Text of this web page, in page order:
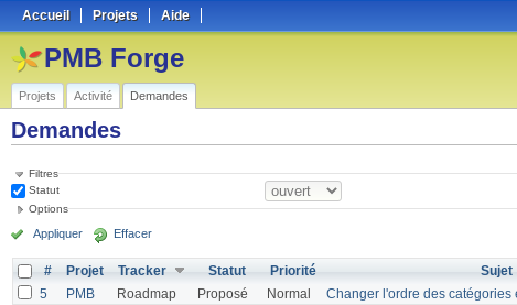
Accueil Projets Aide
PMB Forge
Projets Activité Demandes
Demandes
Filtres
Statut
Options
Appliquer Effacer
# Projet Tracker Statut Priorité Sujet
5
PMB Roadmap Proposé Normal Changer l'ordre des catégories